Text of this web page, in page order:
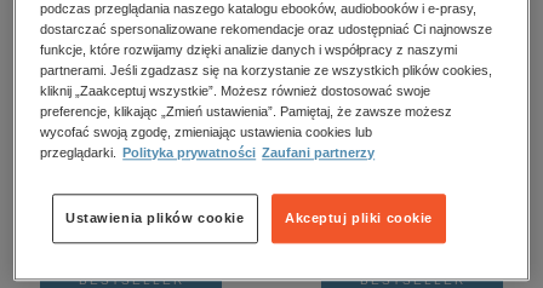
BESTSELLER BESTSELLER
podczas przeglądania naszego katalogu ebooków, audiobooków i e-prasy,
dostarczać spersonalizowane rekomendacje oraz udostępniać Ci najnowsze
funkcje, które rozwijamy dzięki analizie danych i współpracy z naszymi
partnerami. Jeśli zgadzasz się na korzystanie ze wszystkich plików cookies,
kliknij „Zaakceptuj wszystkie”. Możesz również dostosować swoje
preferencje, klikając „Zmień ustawienia”. Pamiętaj, że zawsze możesz
wycofać swoją zgodę, zmieniając ustawienia cookies lub
przeglądarki.
Polityka prywatności Zaufani partnerzy
Akceptuj pliki cookie
Ustawienia plików cookie